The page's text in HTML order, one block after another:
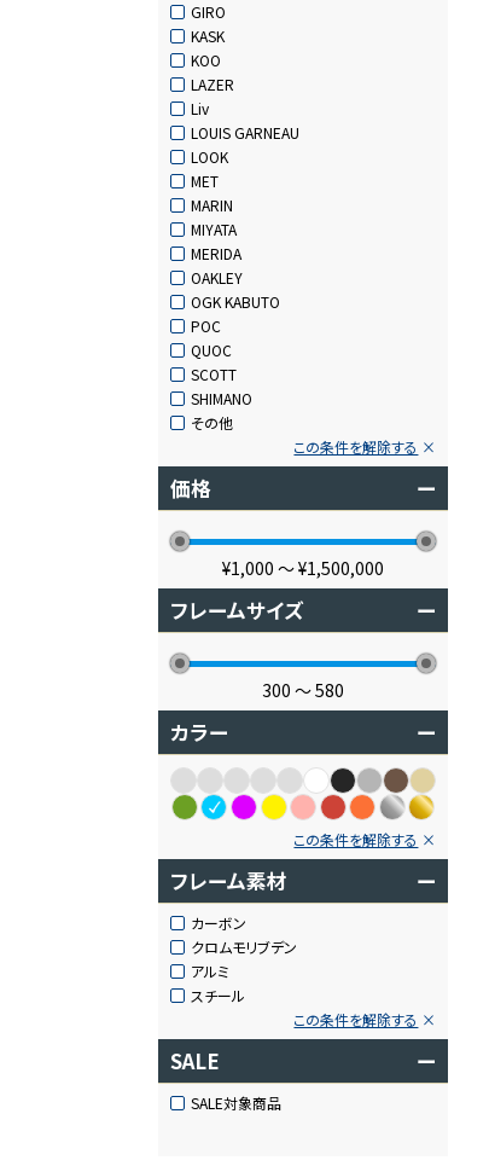
GIRO
KASK
KOO
LAZER
Liv
LOUIS GARNEAU
LOOK
MET
MARIN
MIYATA
MERIDA
OAKLEY
OGK KABUTO
POC
QUOC
SCOTT
SHIMANO
その他
この条件を解除する
価格 ー
¥1,000 〜¥1,500,000
フレームサイズ ー
300 〜580
カラー ー
この条件を解除する
フレーム素材 ー
カーボン
クロムモリブデン
アルミ
スチール
この条件を解除する
SALE ー
SALE対象商品